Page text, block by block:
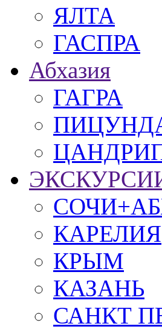
ЯЛТА
ГАСПРА
Абхазия
ГАГРА
КАРЕЛИЯ
КРЫМ
КАЗАНЬ
САНКТ